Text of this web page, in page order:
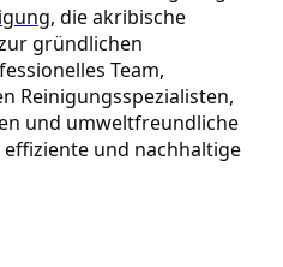
Team,
Reinigungsspezialisten,
und umweltfreundliche
und nachhaltige